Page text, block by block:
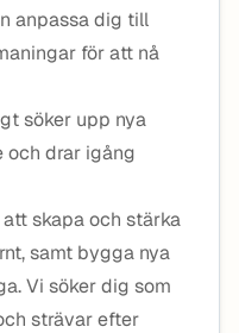
anpassa dig till
för att nå
söker upp nya
och drar igång
skapa och stärka
samt bygga nya
Vi söker dig som
strävar efter